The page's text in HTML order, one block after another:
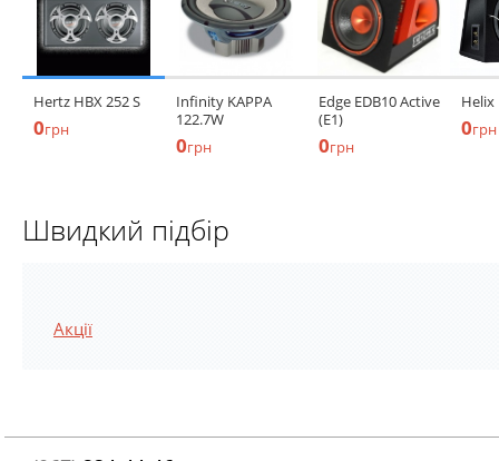
Hertz HBX 252 S
0грн
Infinity KAPPA
122.7W
0грн
Edge EDB10 Active
(E1)
0грн
Helix
0грн
Швидкий підбір
Акції